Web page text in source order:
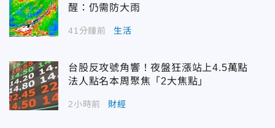
醒：仍需防大雨
41分鐘前 生活
台股反攻號角響！夜盤狂漲站上4.5萬點
法人點名本周聚焦「2大焦點」
2小時前 財經